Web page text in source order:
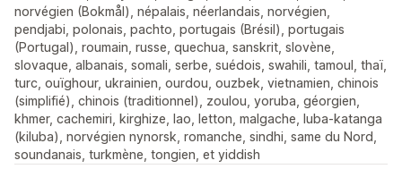
norvégien (Bokmål), népalais, néerlandais, norvégien,
pendjabi, polonais, pachto, portugais (Brésil), portugais
(Portugal), roumain, russe, quechua, sanskrit, slovène,
slovaque, albanais, somali, serbe, suédois, swahili, tamoul, thaï,
turc, ouïghour, ukrainien, ourdou, ouzbek, vietnamien, chinois
(simplifié), chinois (traditionnel), zoulou, yoruba, géorgien,
khmer, cachemiri, kirghize, lao, letton, malgache, luba-katanga
(kiluba), norvégien nynorsk, romanche, sindhi, same du Nord,
soundanais, turkmène, tongien, et yiddish